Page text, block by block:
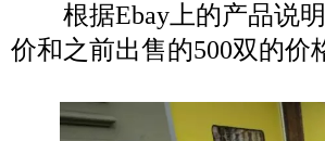
根据Ebay上的产品说明
价和之前出售的500双的价